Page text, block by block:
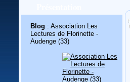
Blog : Association Les
Lectures de Florinette -
Audenge (33)